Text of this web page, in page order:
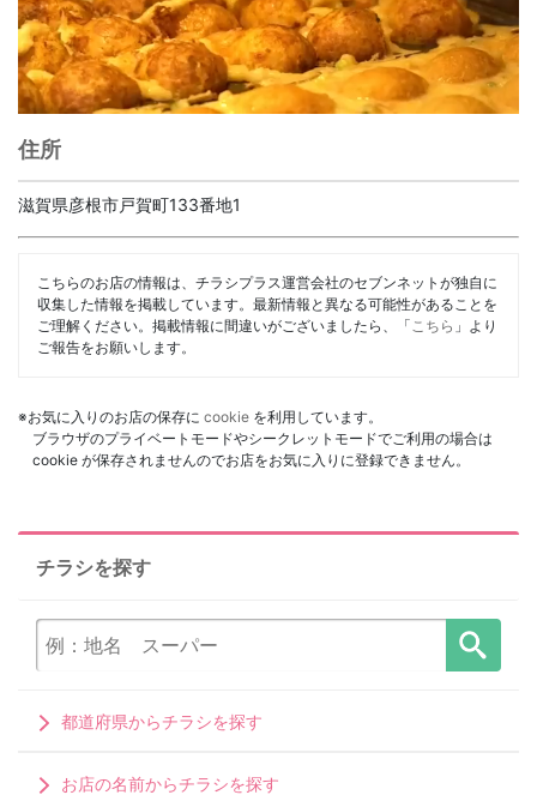
住所
滋賀県彦根市戸賀町133番地1
こちらのお店の情報は、チラシプラス運営会社のセブンネットが独自に
収集した情報を掲載しています。最新情報と異なる可能性があることを
ご理解ください。掲載情報に間違いがございましたら、「 こちら 」より
ご報告をお願いします。
※お気に入りのお店の保存に cookie を利用しています。
ブラウザのプライベートモードやシークレットモードでご利用の場合は
cookie が保存されませんのでお店をお気に入りに登録できません。
チラシを探す
都道府県からチラシを探す
お店の名前からチラシを探す